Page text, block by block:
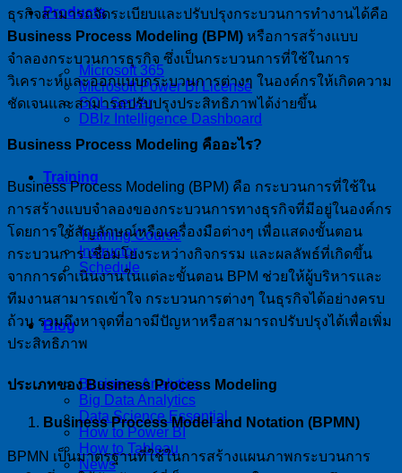
Products
Microsoft 365
Microsoft Power BI License
SQL Server
DBIz Intelligence Dashboard
Training
Training Course
Instructor
Schedule
Blog
Business Analytics
Big Data Analytics
Data Science Essential
How to Power BI
How to Tableau
News
ธุรกิจสามารถจัดระเบียบและปรับปรุงกระบวนการทำงานได้คือ
Business Process Modeling (BPM) หรือการสร้างแบบ
จำลองกระบวนการธุรกิจ ซึ่งเป็นกระบวนการที่ใช้ในการ
วิเคราะห์และออกแบบกระบวนการต่างๆ ในองค์กรให้เกิดความ
ชัดเจนและสามารถปรับปรุงประสิทธิภาพได้ง่ายขึ้น
Business Process Modeling คืออะไร?
Business Process Modeling (BPM) คือ กระบวนการที่ใช้ใน
การสร้างแบบจำลองของกระบวนการทางธุรกิจที่มีอยู่ในองค์กร
โดยการใช้สัญลักษณ์หรือเครื่องมือต่างๆ เพื่อแสดงขั้นตอน
กระบวนการ เชื่อมโยงระหว่างกิจกรรม และผลลัพธ์ที่เกิดขึ้น
จากการดำเนินงานในแต่ละขั้นตอน BPM ช่วยให้ผู้บริหารและ
ทีมงานสามารถเข้าใจ กระบวนการต่างๆ ในธุรกิจได้อย่างครบ
ถ้วน รวมถึงหาจุดที่อาจมีปัญหาหรือสามารถปรับปรุงได้เพื่อเพิ่ม
ประสิทธิภาพ
ประเภทของ Business Process Modeling
Business Process Model and Notation (BPMN)
BPMN เป็นมาตรฐานที่ใช้ในการสร้างแผนภาพกระบวนการ